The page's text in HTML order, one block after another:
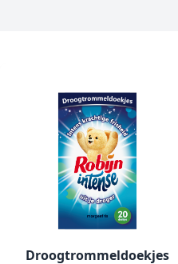
Droogtrommeldoekjes